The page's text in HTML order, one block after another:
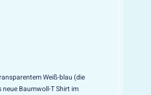
Weiß-blau (die
Baumwoll-T Shirt im